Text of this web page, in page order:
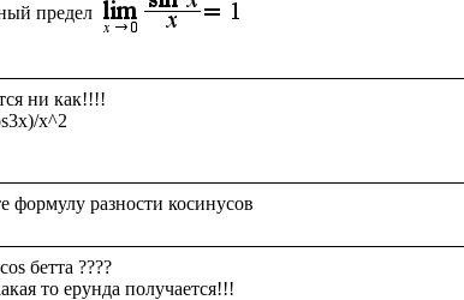
предел
ни как!!!!
x^2
бетта ????